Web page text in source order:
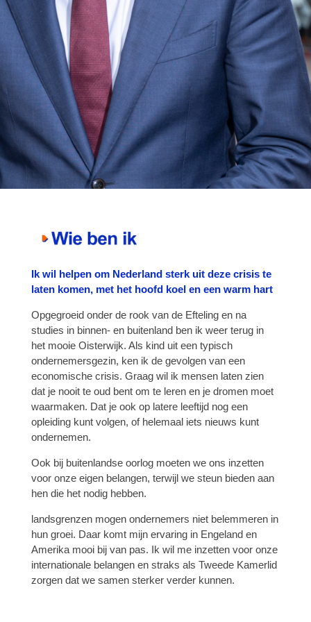
Ik wil helpen om Nederland sterk uit deze crisis te
laten komen, met het hoofd koel en een warm hart
Opgegroeid onder de rook van de Efteling en na
studies in binnen- en buitenland ben ik weer terug in
het mooie Oisterwijk. Als kind uit een typisch
ondernemersgezin, ken ik de gevolgen van een
economische crisis. Graag wil ik mensen laten zien
dat je nooit te oud bent om te leren en je dromen moet
waarmaken. Dat je ook op latere leeftijd nog een
opleiding kunt volgen, of helemaal iets nieuws kunt
ondernemen.
Ook bij buitenlandse oorlog moeten we ons inzetten
voor onze eigen belangen, terwijl we steun bieden aan
hen die het nodig hebben.
landsgrenzen mogen ondernemers niet belemmeren in
hun groei. Daar komt mijn ervaring in Engeland en
Amerika mooi bij van pas. Ik wil me inzetten voor onze
internationale belangen en straks als Tweede Kamerlid
zorgen dat we samen sterker verder kunnen.